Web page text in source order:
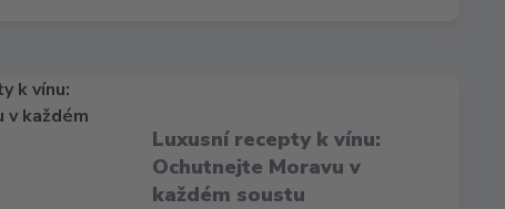
Luxusní recepty k vínu:
Ochutnejte Moravu v
každém soustu